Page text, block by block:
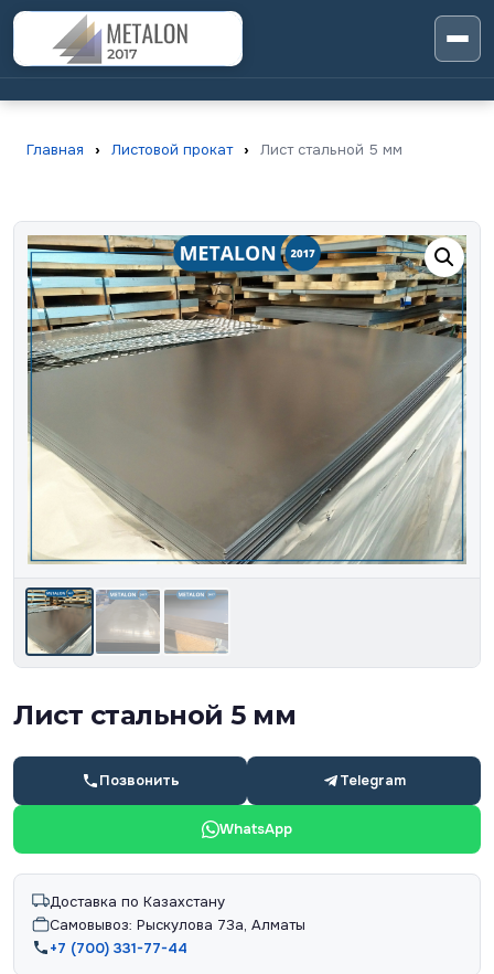
Главная › Листовой прокат › Лист стальной 5 мм
Лист стальной 5 мм
Позвонить Telegram
WhatsApp
Доставка по Казахстану
Самовывоз: Рыскулова 73а, Алматы
+7 (700) 331-77-44